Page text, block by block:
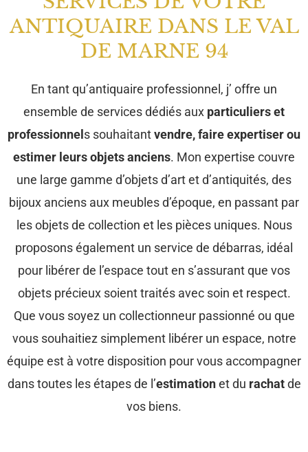
ANTIQUAIRE DANS LE VAL
DE MARNE 94
En tant qu’antiquaire professionnel, j’ offre un
ensemble de services dédiés aux particuliers et
professionnel s souhaitantvendre, faire expertiser ou
estimer leurs objets anciens. Mon expertise couvre
une large gamme d’objets d’art et d’antiquités, des
bijoux anciens aux meubles d’époque, en passant par
les objets de collection et les pièces uniques. Nous
proposons également un service de débarras, idéal
pour libérer de l’espace tout en s’assurant que vos
objets précieux soient traités avec soin et respect.
Que vous soyez un collectionneur passionné ou que
vous souhaitiez simplement libérer un espace, notre
équipe est à votre disposition pour vous accompagner
dans toutes les étapes de l’estimationet du rachatde
vos biens.